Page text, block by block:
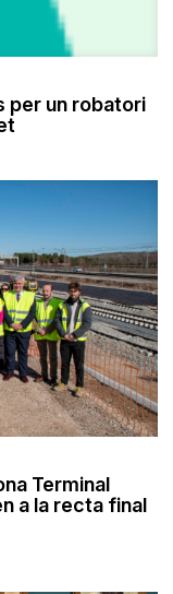
per un robatori
Terminal
a la recta final